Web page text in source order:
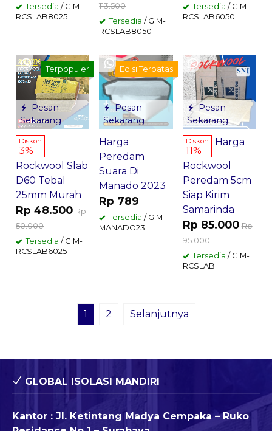
Tersedia / GIM-
RCSLAB8025
113.500
Tersedia / GIM-
RCSLAB8050
Tersedia / GIM-
RCSLAB6050
Pesan
Sekarang
Terpopuler
Diskon
3%
Rockwool Slab
D60 Tebal
25mm Murah
Rp 48.500 Rp
50.000
Tersedia / GIM-
RCSLAB6025
Pesan
Sekarang
Edisi Terbatas
Harga
Peredam
Suara Di
Manado 2023
Rp 789
Tersedia / GIM-
MANADO23
Pesan
Sekarang
Diskon
11%
Harga
Rockwool
Peredam 5cm
Siap Kirim
Samarinda
Rp 85.000 Rp
95.000
Tersedia / GIM-
RCSLAB
1 2 Selanjutnya
GLOBAL ISOLASI MANDIRI
Kantor : Jl. Ketintang Madya Cempaka – Ruko